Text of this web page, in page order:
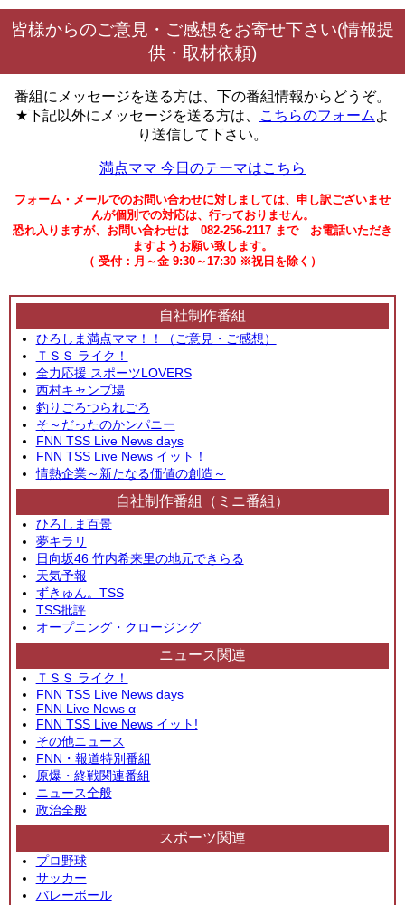
皆様からのご意見・ご感想をお寄せ下さい(情報提
供・取材依頼)
番組にメッセージを送る方は、下の番組情報からどうぞ。
★下記以外にメッセージを送る方は、
こちらのフォーム よ
り送信して下さい。
満点ママ 今日のテーマはこちら
フォーム・メールでのお問い合わせに対しましては、申し訳ございませ
んが個別での対応は、行っておりません。
恐れ入りますが、お問い合わせは 082-256-2117 まで お電話いただき
ますようお願い致します。
（ 受付：月～金 9:30～17:30 ※祝日を除く）
自社制作番組
ひろしま満点ママ！！（ご意見・ご感想）
ＴＳＳ ライク！
全力応援 スポーツLOVERS
西村キャンプ場
釣りごろつられごろ
そ～だったのかンパニー
FNN TSS Live News days
FNN TSS Live News イット！
情熱企業～新たなる価値の創造～
自社制作番組（ミニ番組）
ひろしま百景
夢キラリ
日向坂46 竹内希来里の地元できらる
天気予報
ずきゅん。TSS
TSS批評
オープニング・クロージング
ニュース関連
ＴＳＳ ライク！
FNN TSS Live News days
FNN Live News α
FNN TSS Live News イット!
その他ニュース
FNN・報道特別番組
原爆・終戦関連番組
ニュース全般
政治全般
スポーツ関連
プロ野球
サッカー
バレーボール